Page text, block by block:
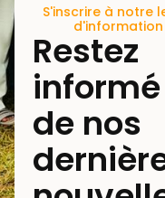
S'inscrire à notre
d'information
Restez
informé
de nos